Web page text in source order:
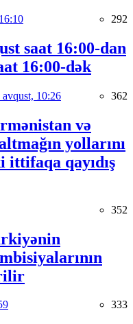
292
saat 16:00-dan
16:00-dək
avqust, 10:26 362
və
yollarını
qayıdış
352
333